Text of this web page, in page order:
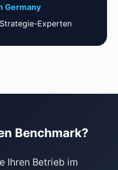
Germany
Experten
Benchmark?
Ihren Betrieb im